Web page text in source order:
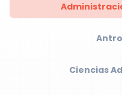
Ciencias